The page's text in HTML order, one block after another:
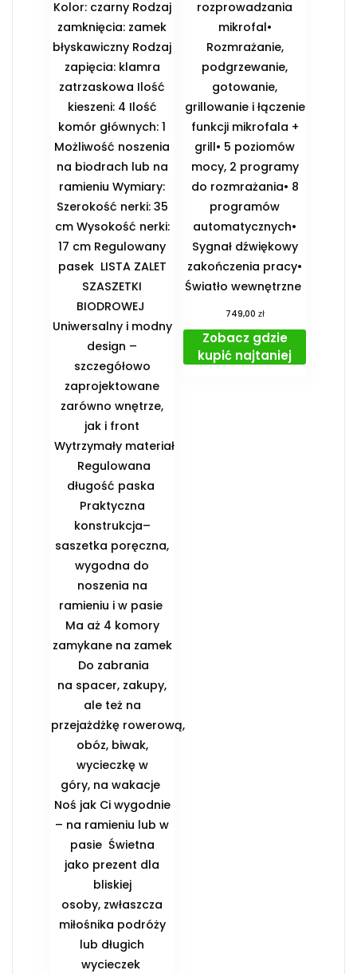
Kolor: czarny Rodzaj
zamknięcia: zamek
błyskawiczny Rodzaj
zapięcia: klamra
zatrzaskowa Ilość
kieszeni: 4 Ilość
komór głównych: 1
Możliwość noszenia
na biodrach lub na
ramieniu Wymiary:
Szerokość nerki: 35
cm Wysokość nerki:
17 cm Regulowany
pasek ️ LISTA ZALET
SZASZETKI
BIODROWEJ ️
Uniwersalny i modny
design –
szczegółowo
zaprojektowane
zarówno wnętrze,
jak i front
️ Wytrzymały materiał
️ Regulowana
długość paska ️
Praktyczna
konstrukcja–
saszetka poręczna,
wygodna do
noszenia na
ramieniu i w pasie ️
Ma aż 4 komory
zamykane na zamek
️ Do zabrania
na spacer, zakupy,
ale też na
przejażdżkę rowerową,
obóz, biwak,
wycieczkę w
góry, na wakacje ️
Noś jak Ci wygodnie
– na ramieniu lub w
pasie ️ Świetna
jako prezent dla
bliskiej
osoby, zwłaszcza
miłośnika podróży
lub długich
wycieczek ️
rozprowadzania
mikrofal•
Rozmrażanie,
podgrzewanie,
gotowanie,
grillowanie i łączenie
funkcji mikrofala +
grill• 5 poziomów
mocy, 2 programy
do rozmrażania• 8
programów
automatycznych•
Sygnał dźwiękowy
zakończenia pracy•
Światło wewnętrzne
749,00 zł
Zobacz gdzie
kupić najtaniej